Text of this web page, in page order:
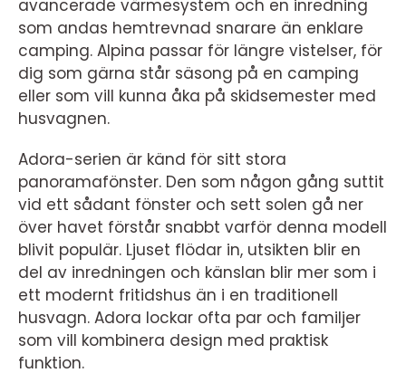
avancerade värmesystem och en inredning
som andas hemtrevnad snarare än enklare
camping. Alpina passar för längre vistelser, för
dig som gärna står säsong på en camping
eller som vill kunna åka på skidsemester med
husvagnen.
Adora-serien är känd för sitt stora
panoramafönster. Den som någon gång suttit
vid ett sådant fönster och sett solen gå ner
över havet förstår snabbt varför denna modell
blivit populär. Ljuset flödar in, utsikten blir en
del av inredningen och känslan blir mer som i
ett modernt fritidshus än i en traditionell
husvagn. Adora lockar ofta par och familjer
som vill kombinera design med praktisk
funktion.